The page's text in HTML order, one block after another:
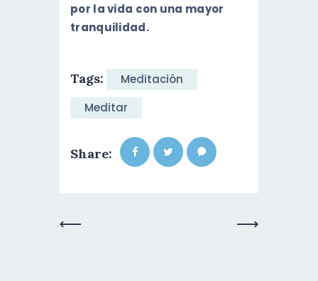
por la vida con una mayor
tranquilidad.
Tags:
Meditación
Meditar
Share: